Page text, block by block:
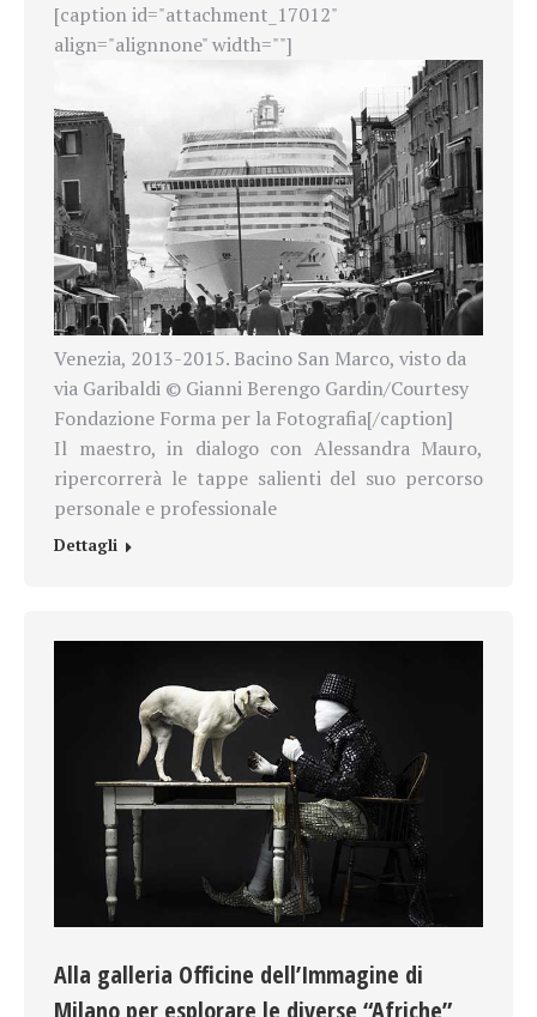
[caption id="attachment_17012"
align="alignnone" width=""]
Venezia, 2013-2015. Bacino San Marco, visto da
via Garibaldi © Gianni Berengo Gardin/Courtesy
Fondazione Forma per la Fotografia[/caption]
Il maestro, in dialogo con Alessandra Mauro,
ripercorrerà le tappe salienti del suo percorso
personale e professionale
Dettagli
Alla galleria Officine dell’Immagine di